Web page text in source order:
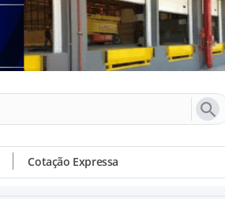
Cotação Expressa